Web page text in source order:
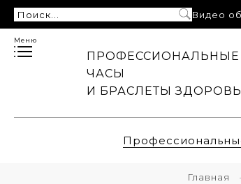
Видео
Меню
ПРОФЕССИОНАЛЬНЫЕ
ЧАСЫ
И БРАСЛЕТЫ
Главная